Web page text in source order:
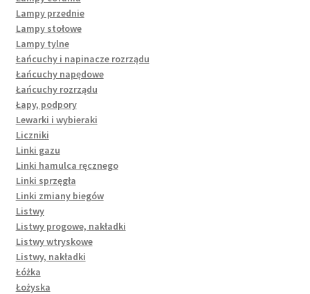
Lampy przednie
Lampy stołowe
Lampy tylne
Łańcuchy i napinacze rozrządu
Łańcuchy napędowe
Łańcuchy rozrządu
Łapy, podpory
Lewarki i wybieraki
Liczniki
Linki gazu
Linki hamulca ręcznego
Linki sprzęgła
Linki zmiany biegów
Listwy
Listwy progowe, nakładki
Listwy wtryskowe
Listwy, nakładki
Łóżka
Łożyska